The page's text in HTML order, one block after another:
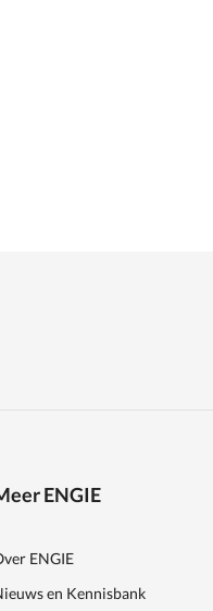
ENGIE
ENGIE
en Kennisbank